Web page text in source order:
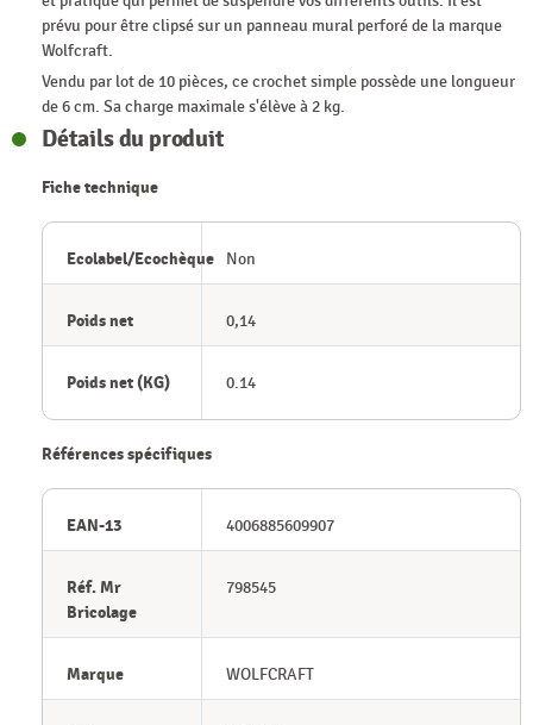
prévu pour être clipsé sur un panneau mural perforé de la marque
Wolfcraft.
Vendu par lot de 10 pièces, ce crochet simple possède une longueur
de 6 cm. Sa charge maximale s'élève à 2 kg.
Détails du produit
Fiche technique
Ecolabel/Ecochèque Non
Poids net 0,14
Poids net (KG) 0.14
Références spécifiques
EAN-13 4006885609907
Réf. Mr
Bricolage
798545
Marque WOLFCRAFT